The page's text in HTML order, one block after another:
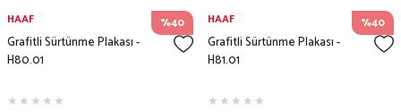
%40
HAAF
Grafitli Sürtünme Plakası -
H80.01
%40
HAAF
Grafitli Sürtünme Plakası -
H81.01